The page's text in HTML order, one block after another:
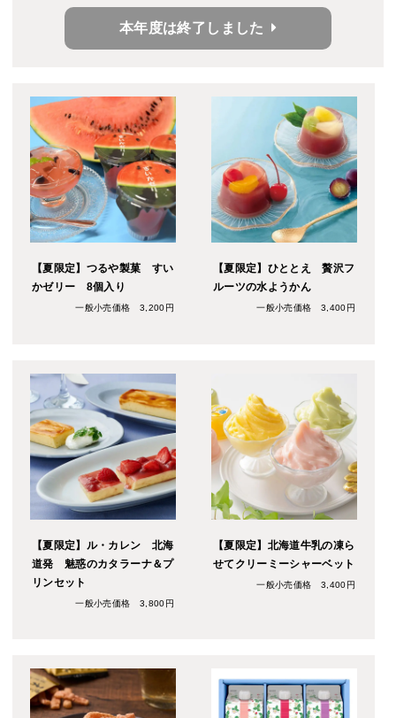
カラフルな見た目が夏らしい、パーラー仕立ての夏季限定
あんみつです。本年度は終了しました
【夏限定】つるや製菓 すい
かゼリー 8個入り
一般小売価格 3,200円
【夏限定】ひととえ 贅沢フ
ルーツの水ようかん
一般小売価格 3,400円
【夏限定】ル・カレン 北海
道発 魅惑のカタラーナ＆プ
リンセット
一般小売価格 3,800円
【夏限定】北海道牛乳の凍ら
せてクリーミーシャーベット
一般小売価格 3,400円